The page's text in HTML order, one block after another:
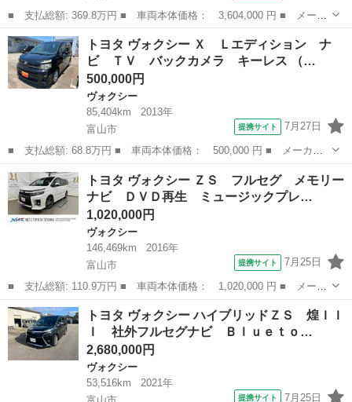
■ 支払総額: 369.8万円 ■ 車両本体価格： 3,604,000 円 ■ メーカ
ー名： トヨタ ■ 車種名： ヴォクシー ■ グレード名： ハイブ
リッドＳ－Ｚ 純正１０．５インチナビ／フルセグＴＶ／Ｂｌｕｅｔ
ｏｏｔｈ...
富山 高岡市 ヴォクシー
トヨタ ヴォクシー Ｘ Ｌエディション ナ
ビ ＴＶ バックカメラ キーレス （…
500,000円
ヴォクシー
85,404km
2013年
富山市
提携サイト 7月27日
■ 支払総額: 68.8万円 ■ 車両本体価格： 500,000 円 ■ メーカー
名： トヨタ ■ 車種名： ヴォクシー ■ グレード名： Ｘ Ｌエ
ディション ナビ ＴＶ バックカメラ キーレス ■ 排気量：
2000cc...
富山 富山市 ヴォクシー
トヨタ ヴォクシー ＺＳ フルセグ メモリー
ナビ ＤＶＤ再生 ミュージックプレ…
1,020,000円
ヴォクシー
146,469km
2016年
富山市
提携サイト 7月25日
■ 支払総額: 110.9万円 ■ 車両本体価格： 1,020,000 円 ■ メーカ
ー名： トヨタ ■ 車種名： ヴォクシー ■ グレード名： ＺＳ
フルセグ メモリーナビ ＤＶＤ再生 ミュージックプレイヤー接続
可 バッ...
富山 富山市 ヴォクシー
トヨタ ヴォクシー ハイブリッドＺＳ 煌ＩＩ
Ｉ 社外フルセグナビ Ｂｌｕｅｔｏ…
2,680,000円
ヴォクシー
53,516km
2021年
提携サイト 7月25日